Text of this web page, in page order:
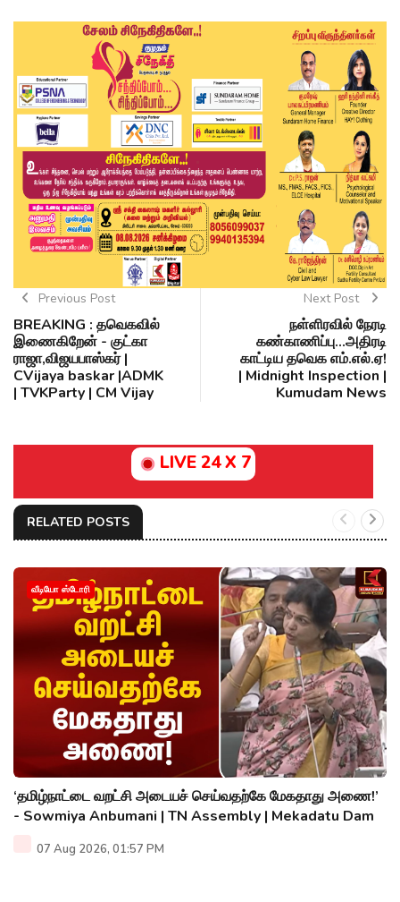
Previous Post
BREAKING : தவெகவில்
இணைகிறேன் - குட்கா
ராஜா,விஜயபாஸ்கர் |
CVijaya baskar |ADMK
| TVKParty | CM Vijay
Next Post
நள்ளிரவில் நேரடி
கண்காணிப்பு...அதிரடி
காட்டிய தவெக எம்.எல்.ஏ!
| Midnight Inspection |
Kumudam News
LIVE 24 X 7
RELATED POSTS
வீடியோ ஸ்டோரி
‘தமிழ்நாட்டை வறட்சி அடையச் செய்வதற்கே மேகதாது அணை!’
- Sowmiya Anbumani | TN Assembly | Mekadatu Dam
07 Aug 2026, 01:57 PM